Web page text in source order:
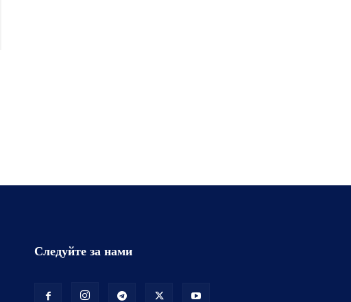
Следуйте за нами